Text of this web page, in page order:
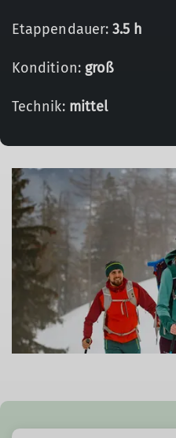
Etappendauer:3.5 h
Kondition: groß
Technik: mittel